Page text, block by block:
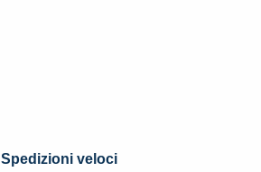
Spedizioni veloci